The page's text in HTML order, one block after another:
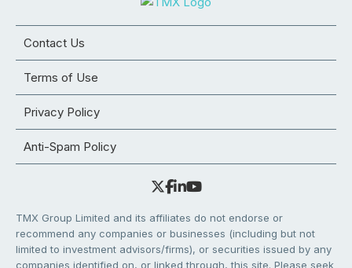
Contact Us
Terms of Use
Privacy Policy
Anti-Spam Policy
TMX Group Limited and its affiliates do not endorse or
recommend any companies or businesses (including but not
limited to investment advisors/firms), or securities issued by any
companies identified on, or linked through, this site. Please seek